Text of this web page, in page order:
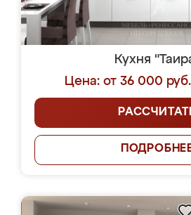
Кухня
Цена: от 36 000